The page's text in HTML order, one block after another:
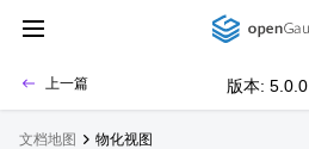
上一篇 版本: 5.0.0
文档地图 物化视图